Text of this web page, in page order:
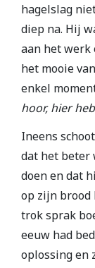
hagelslag
diep na. Hij
aan het werk
het mooie
enkel
hoor, hier
Ineens
dat het beter
doen en dat
op zijn brood
trok sprak
eeuw had
oplossing en